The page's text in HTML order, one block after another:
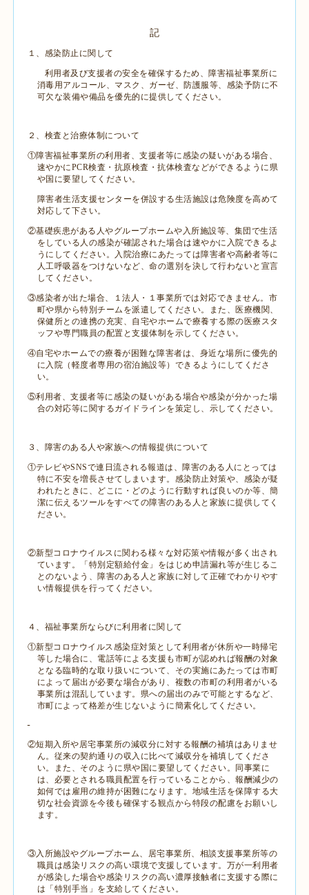
記
１、感染防止に関して
利用者及び支援者の安全を確保するため、障害福祉事業所に
消毒用アルコール、マスク、ガーゼ、防護服等、感染予防に不
可欠な装備や備品を優先的に提供してください。
２、検査と治療体制について
①障害福祉事業所の利用者、支援者等に感染の疑いがある場合、
速やかにPCR検査・抗原検査・抗体検査などができるように県
や国に要望してください。
障害者生活支援センターを併設する生活施設は危険度を高めて
対応して下さい。
②基礎疾患がある人やグループホームや入所施設等、集団で生活
をしている人の感染が確認された場合は速やかに入院できるよ
うにしてください。入院治療にあたっては障害者や高齢者等に
人工呼吸器をつけないなど、命の選別を決して行わないと宣言
してください。
③感染者が出た場合、１法人・１事業所では対応できません。市
町や県から特別チームを派遣してください。また、医療機関、
保健所との連携の充実、自宅やホームで療養する際の医療スタ
ッフや専門職員の配置と支援体制を示してください。
④自宅やホームでの療養が困難な障害者は、身近な場所に優先的
に入院（軽度者専用の宿泊施設等）できるようにしてくださ
い。
⑤利用者、支援者等に感染の疑いがある場合や感染が分かった場
合の対応等に関するガイドラインを策定し、示してください。
３、障害のある人や家族への情報提供について
①テレビやSNSで連日流される報道は、障害のある人にとっては
特に不安を増長させてしまいます。感染防止対策や、感染が疑
われたときに、どこに・どのように行動すれば良いのか等、簡
潔に伝えるツールをすべての障害のある人と家族に提供してく
ださい。
②新型コロナウイルスに関わる様々な対応策や情報が多く出され
ています。「特別定額給付金」をはじめ申請漏れ等が生じるこ
とのないよう、障害のある人と家族に対して正確でわかりやす
い情報提供を行ってください。
４、福祉事業所ならびに利用者に関して
①新型コロナウイルス感染症対策として利用者が休所や一時帰宅
等した場合に、電話等による支援も市町が認めれば報酬の対象
となる臨時的な取り扱いについて、その実施にあたっては市町
によって届出が必要な場合があり、複数の市町の利用者がいる
事業所は混乱しています。県への届出のみで可能とするなど、
市町によって格差が生じないように簡素化してください。
②短期入所や居宅事業所の減収分に対する報酬の補填はありませ
ん。従来の契約通りの収入に比べて減収分を補填してくださ
い。また、そのように県や国に要望してください。同事業に
は、必要とされる職員配置を行っていることから、報酬減少の
如何では雇用の維持が困難になります。地域生活を保障する大
切な社会資源を今後も確保する観点から特段の配慮をお願いし
ます。
③入所施設やグループホーム、居宅事業所、相談支援事業所等の
職員は感染リスクの高い環境で支援しています。万が一利用者
が感染した場合や感染リスクの高い濃厚接触者に支援する際に
は「特別手当」を支給してください。